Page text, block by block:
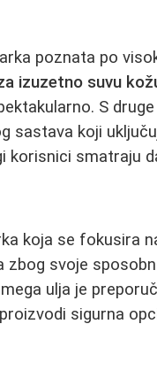
poznata po
izuzetno suvu
S
sastava koji
korisnici smatraju
koja se fokusira
zbog svoje
ulja je
sigurna